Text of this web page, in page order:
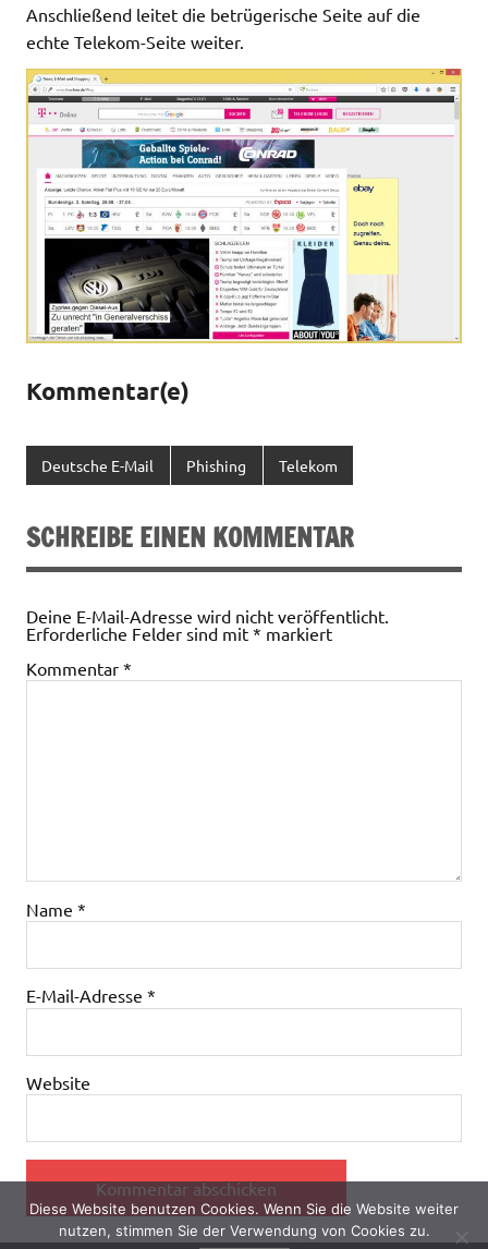
Anschließend leitet die betrügerische Seite auf die
echte Telekom-Seite weiter.
Kommentar(e)
Deutsche E-Mail Phishing Telekom
SCHREIBE EINEN KOMMENTAR
Deine E-Mail-Adresse wird nicht veröffentlicht.
Erforderliche Felder sind mit * markiert
Kommentar *
Name *
E-Mail-Adresse *
Website
Diese Website benutzen Cookies. Wenn Sie die Website weiter
nutzen, stimmen Sie der Verwendung von Cookies zu.